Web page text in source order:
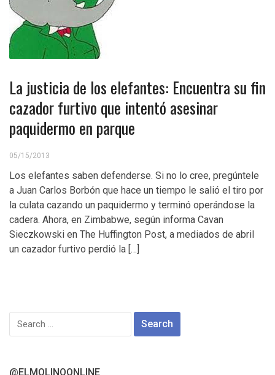
La justicia de los elefantes: Encuentra su fin
cazador furtivo que intentó asesinar
paquidermo en parque
05/15/2013
Los elefantes saben defenderse. Si no lo cree, pregúntele
a Juan Carlos Borbón que hace un tiempo le salió el tiro por
la culata cazando un paquidermo y terminó operándose la
cadera. Ahora, en Zimbabwe, según informa Cavan
Sieczkowski en The Huffington Post, a mediados de abril
un cazador furtivo perdió la […]
Search
for:
@ELMOLINOONLINE